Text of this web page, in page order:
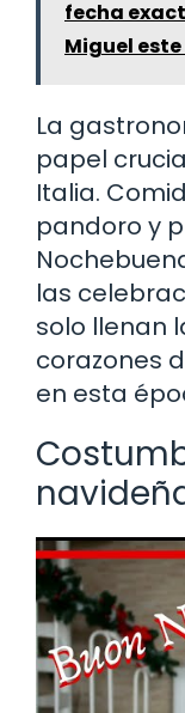
fecha
Miguel
La
papel
Italia.
pandoro y
las
solo llenan
corazones
en esta